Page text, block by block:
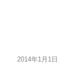
2014年1月1日